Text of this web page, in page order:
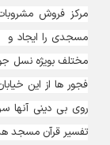
مرکز فروش مشروبات
مسجدی را ایجاد و
مختلف بویژه نسل
فجور ها از این
روی بی دینی آنها
تفسیر قرآن مسجد